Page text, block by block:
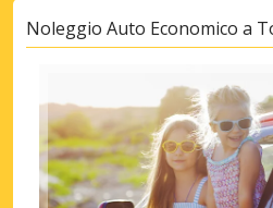
Noleggio Auto Economico a